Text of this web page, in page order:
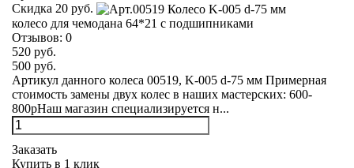
Скидка 20 руб.
колесо для чемодана 64*21 с подшипниками
Отзывов: 0
520 руб.
500 руб.
Артикул данного колеса 00519, K-005 d-75 мм Примерная
стоимость замены двух колес в наших мастерских: 600-
800рНаш магазин специализируется н...
Заказать
Купить в 1 клик